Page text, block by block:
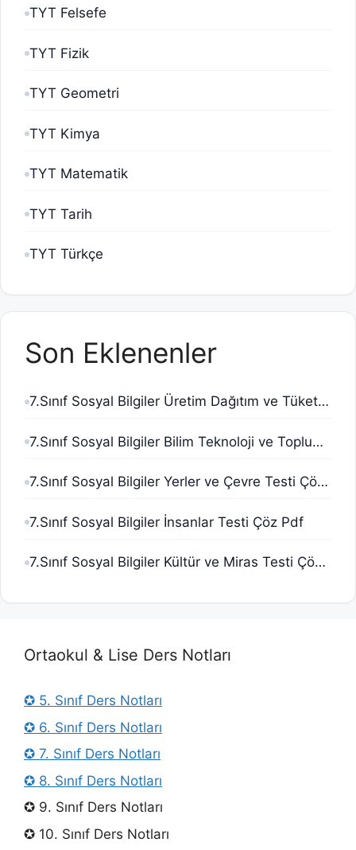
TYT Felsefe
TYT Fizik
TYT Geometri
TYT Kimya
TYT Matematik
TYT Tarih
TYT Türkçe
Son Eklenenler
7.Sınıf Sosyal Bilgiler Üretim Dağıtım ve Tüketim Testi Çöz Pdf
7.Sınıf Sosyal Bilgiler Bilim Teknoloji ve Toplum Testi Çöz Pdf
7.Sınıf Sosyal Bilgiler Yerler ve Çevre Testi Çöz Pdf
7.Sınıf Sosyal Bilgiler İnsanlar Testi Çöz Pdf
7.Sınıf Sosyal Bilgiler Kültür ve Miras Testi Çöz Pdf
Ortaokul & Lise Ders Notları
✪ 5. Sınıf Ders Notları
✪ 6. Sınıf Ders Notları
✪ 7. Sınıf Ders Notları
✪ 8. Sınıf Ders Notları
✪ 9. Sınıf Ders Notları
✪ 10. Sınıf Ders Notları